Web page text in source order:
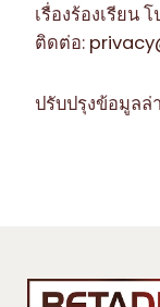
เรื่องร้องเรียน
ติดต่อ:
ปรับปรุงข้อมูลล่